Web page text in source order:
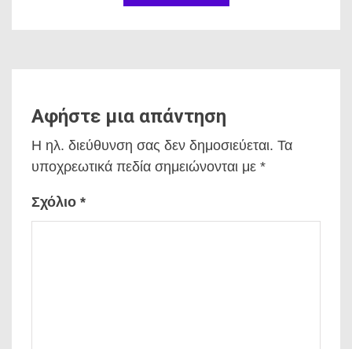
Αφήστε μια απάντηση
Η ηλ. διεύθυνση σας δεν δημοσιεύεται. Τα
υποχρεωτικά πεδία σημειώνονται με *
Σχόλιο *